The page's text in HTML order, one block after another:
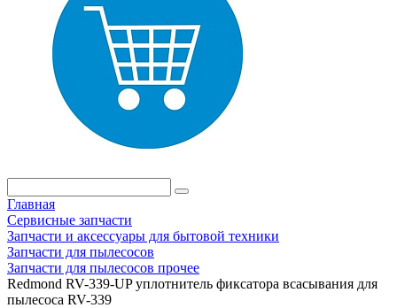
Главная
Сервисные запчасти
Запчасти и аксессуары для бытовой техники
Запчасти для пылесосов
Запчасти для пылесосов прочее
Redmond RV-339-UP уплотнитель фиксатора всасывания для
пылесоса RV-339